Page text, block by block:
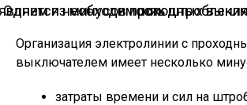
Одним из минусов проходных выключателей является необходимость штробления стен под них
Организация электролинии с
выключателем имеет несколько
затраты времени и сил на